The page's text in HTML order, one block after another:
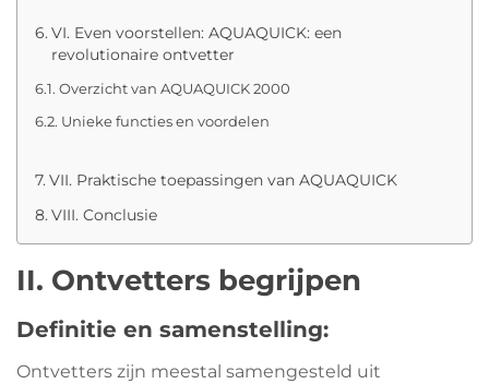
VI. Even voorstellen: AQUAQUICK: een
revolutionaire ontvetter
Overzicht van AQUAQUICK 2000
Unieke functies en voordelen
VII. Praktische toepassingen van AQUAQUICK
VIII. Conclusie
II. Ontvetters begrijpen
Definitie en samenstelling:
Ontvetters zijn meestal samengesteld uit